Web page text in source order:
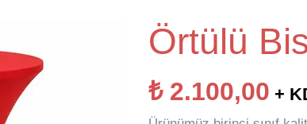
Örtülü
₺2.100,00 +